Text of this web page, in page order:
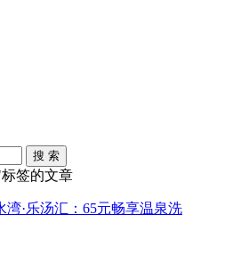
搜 索
签的文章